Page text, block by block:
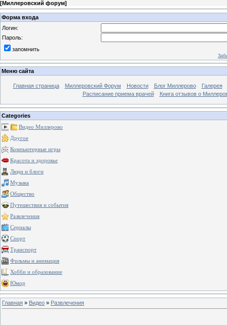
[Миллеровский форум]
Форма входа
Логин:
Пароль:
запомнить
Меню сайта
Главная страница Миллеровский Форум Новости Блог Миллерово
Галерея
Расписание приема врачей
Книга отзывов о
Categories
Видео Миллерово
Другое
Компьютерные игры
Красота и здоровье
Люди и блоги
Музыка
Общество
Путешествия и события
Развлечения
Сериалы
Спорт
Транспорт
Фильмы и анимация
Хобби и образование
Юмор
Главная » Видео » Развлечения